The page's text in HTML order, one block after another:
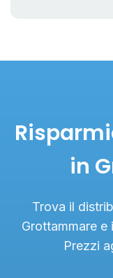
in
Trova il
Grottammare e
Prezzi